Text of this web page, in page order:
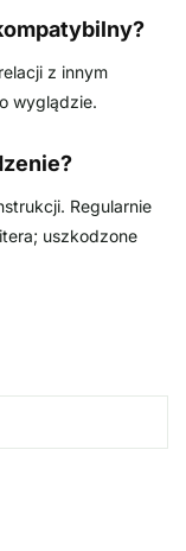
z innym
wyglądzie.
Regularnie
uszkodzone